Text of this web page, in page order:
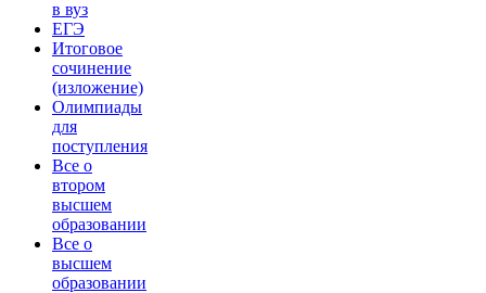
в вуз
ЕГЭ
Итоговое
сочинение
(изложение)
Олимпиады
для
поступления
Все о
втором
высшем
образовании
Все о
высшем
образовании